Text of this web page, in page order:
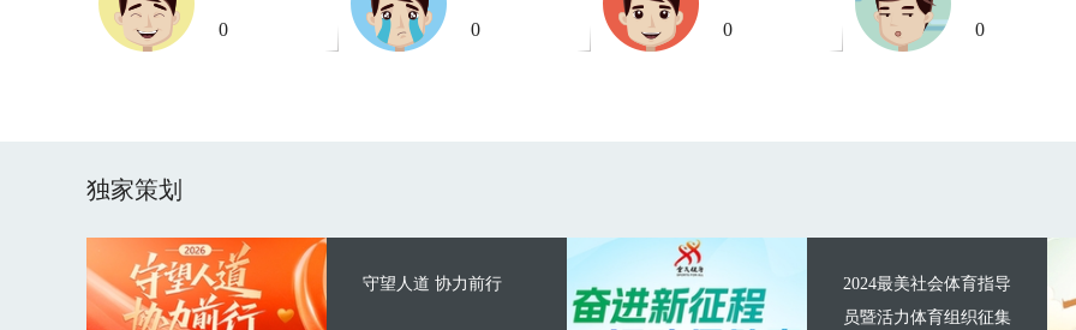
0 0 0 0
独家策划
守望人道 协力前行
2024最美社会体育指导
员暨活力体育组织征集